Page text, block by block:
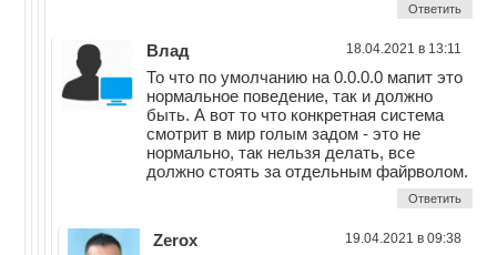
Ответить
Влад 18.04.2021 в 13:11
То что по умолчанию на 0.0.0.0 мапит это
нормальное поведение, так и должно
быть. А вот то что конкретная система
смотрит в мир голым задом - это не
нормально, так нельзя делать, все
должно стоять за отдельным файрволом.
Ответить
Zerox 19.04.2021 в 09:38